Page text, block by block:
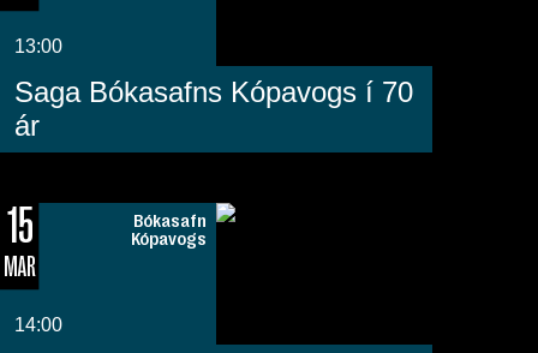
13:00
Saga Bókasafns Kópavogs í 70
ár
15
MAR
Bókasafn
Kópavogs
14:00